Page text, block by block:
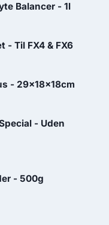
Balancer - 1l
- Til FX4 & FX6
- 29x18x18cm
- Uden
- 500g